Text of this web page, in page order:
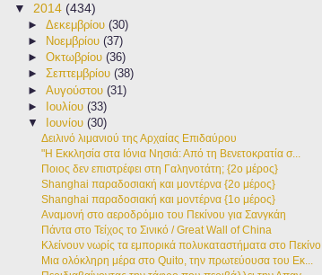
▼ 2014 (434)
►Δεκεμβρίου(30)
►
Νοεμβρίου(37)
►Οκτωβρίου(36)
►Σεπτεμβρίου(38)
►Αυγούστου(31)
► Ιουλίου(33)
▼
Ιουνίου(30)
Δειλινό λιμανιού της Αρχαίας Επιδαύρου
"Η Εκκλησία στα Ιόνια Νησιά: Από τη Βενετοκρατία σ...
Ποιος δεν επιστρέφει στη Γαληνοτάτη; {2ο μέρος}
Shanghai παραδοσιακή και μοντέρνα {2ο μέρος}
Shanghai παραδοσιακή και μοντέρνα {1ο μέρος}
Αναμονή στο αεροδρόμιο του Πεκίνου για Σανγκάη
Πάντα στο Τείχος το Σινικό / Great Wall of China
Κλείνουν νωρίς τα εμπορικά πολυκαταστήματα στο Πεκίνο
Μια ολόκληρη μέρα στο Quito, την πρωτεύουσα του Εκ...